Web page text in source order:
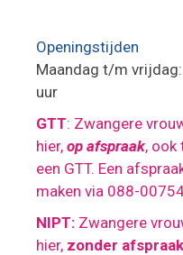
Openingstijden
Maandag t/m
uur
GTT: Zwangere
hier, op afspraak, ook
een GTT. Een
maken via 088-
NIPT: Zwangere
hier, zonder afspraak